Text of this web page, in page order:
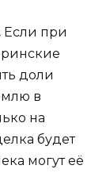
Если при
доли
в
на
будет
могут её